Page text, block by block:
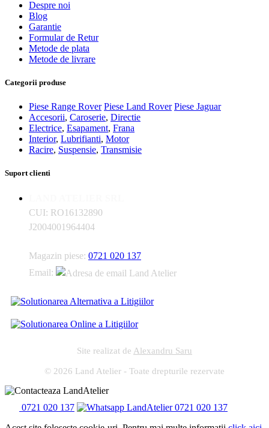
Despre noi
Blog
Garantie
Formular de Retur
Metode de plata
Metode de livrare
Categorii produse
Piese Range Rover Piese Land Rover Piese Jaguar
Accesorii, Caroserie, Directie
Electrice, Esapament, Frana
Interior, Lubrifianti, Motor
Racire, Suspensie, Transmisie
Suport clienti
CUI: RO16132890
J2004001964404
Magazin piese: 0721 020 137
Email:
Site realizat de Alexandru Saru
© 2026 Land Atelier - Toate drepturile rezervate
0721 020 137
0721 020 137